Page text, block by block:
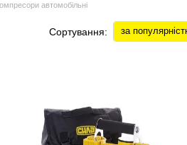
автомобільні
Сортування: за